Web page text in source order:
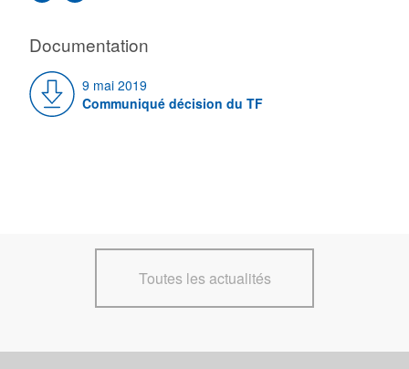
Documentation
9 mai 2019
Communiqué décision du TF
Toutes les actualités